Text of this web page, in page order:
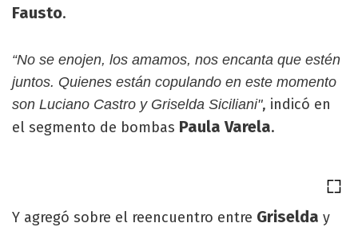
Fausto.
“No se enojen, los amamos, nos encanta que estén
juntos. Quienes están copulando en este momento
son Luciano Castro y Griselda Siciliani", indicó en
el segmento de bombas Paula Varela.
Y agregó sobre el reencuentro entre Griselda y